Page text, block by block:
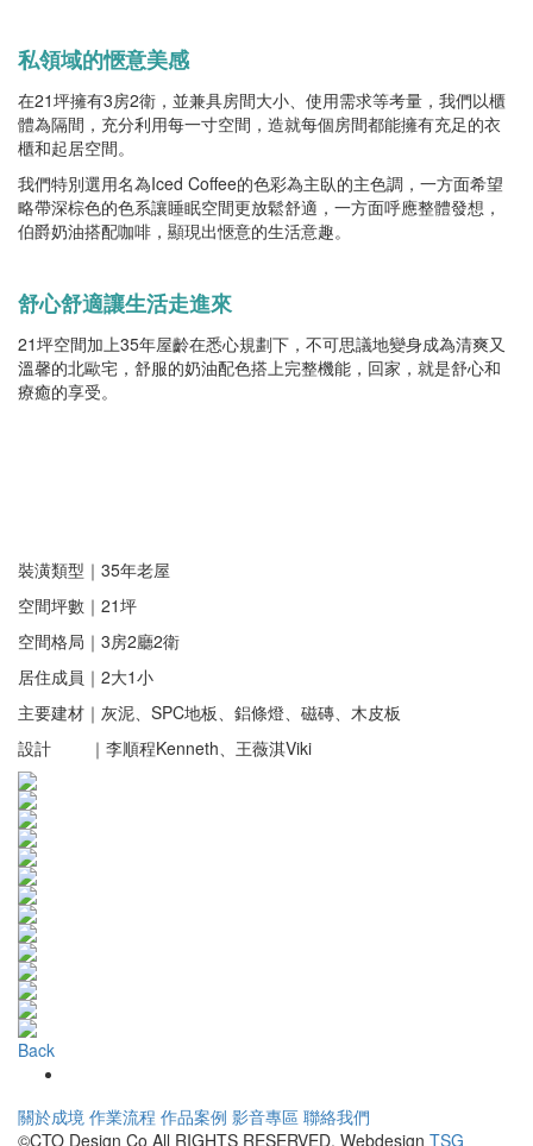
私領域的愜意美感
在21坪擁有3房2衛，並兼具房間大小、使用需求等考量，我們以櫃
體為隔間，充分利用每一寸空間，造就每個房間都能擁有充足的衣
櫃和起居空間。
我們特別選用名為Iced Coffee的色彩為主臥的主色調，一方面希望
略帶深棕色的色系讓睡眠空間更放鬆舒適，一方面呼應整體發想，
伯爵奶油搭配咖啡，顯現出愜意的生活意趣。
舒心舒適讓生活走進來
21坪空間加上35年屋齡在悉心規劃下，不可思議地變身成為清爽又
溫馨的北歐宅，舒服的奶油配色搭上完整機能，回家，就是舒心和
療癒的享受。
裝潢類型｜35年老屋
空間坪數｜21坪
空間格局｜3房2廳2衛
居住成員｜2大1小
主要建材｜灰泥、SPC地板、鋁條燈、磁磚、木皮板
設計 ｜李順程Kenneth、王薇淇Viki
Back
關於成境 作業流程 作品案例 影音專區 聯絡我們
©CTO Design Co All RIGHTS RESERVED. Webdesign TSG